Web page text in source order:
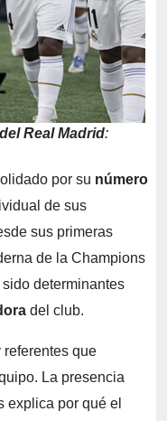
Real Madrid:
por su número
de sus
sus primeras
de la Champions
determinantes
del club.
referentes que
La presencia
explica por qué el